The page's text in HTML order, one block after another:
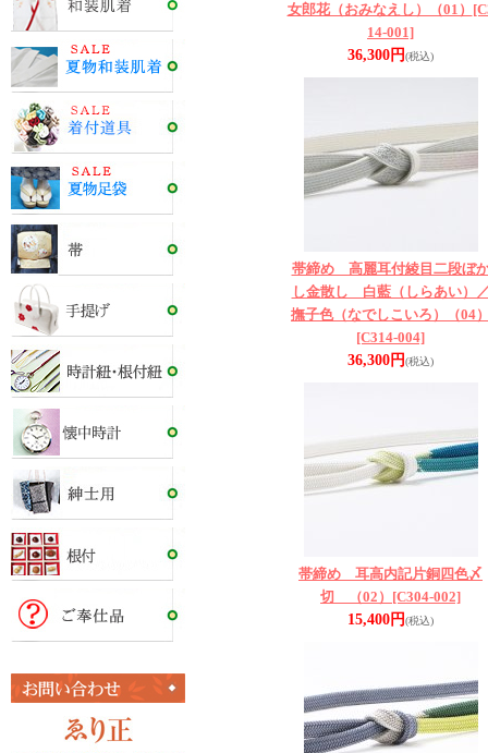
女郎花（おみなえし）（01）
14-001]
36,300円(税込)
帯締め 高麗耳付綾目二段ぼ
し金散し 白藍（しらあい）
撫子色（なでしこいろ）（04
[C314-004]
36,300円(税込)
帯締め 耳高内記片銅四色〆
切 （02） [C304-002]
15,400円(税込)